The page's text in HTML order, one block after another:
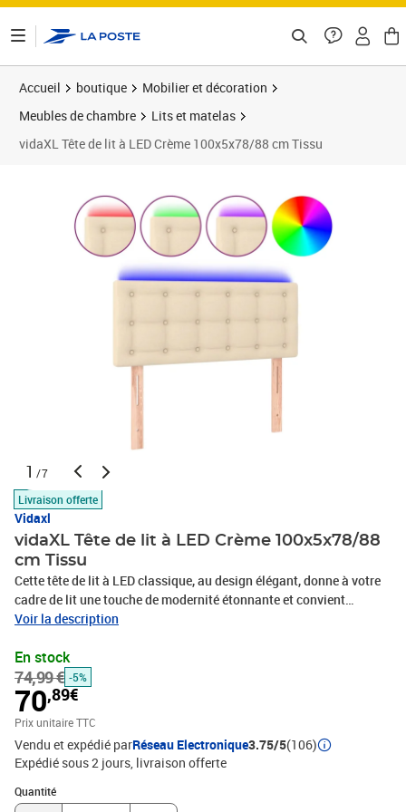
Accueil boutique
Mobilier et décoration
Meubles de chambre
Lits et matelas
vidaXL Tête de lit à LED Crème 100x5x78/88 cm Tissu
1 /7
Livraison offerte
Vidaxl
vidaXL Tête de lit à LED Crème 100x5x78/88
cm Tissu
Cette tête de lit à LED classique, au design élégant, donne à votre
cadre de lit une touche de modernité étonnante et convient
parfaitement à toute chambre à coucher. Tissu durable : le tissu
durable.LED colorée : apportez de l'éclairage dans l'obscurité avec
des lumières LED colorées !Hauteur réglable : la tête de lit est
réglable en hauteur selon vos préférences.Excellent soutien : la
tête de lit vous offre un excellent soutien du dos lorsque vous êtes
assis dans votre lit pour lire ou regarder la télévision.Bande à LED
découpable : cette bande à LED flexible peut être ajustée en
longueur. Le symbole des ciseaux indique où la bande peut être
coupée en toute sécurité sans l'endommager. Remarque :Seule la
Voir la description
En stock
74,99 € -5%
70,89€
Prix unitaire TTC
Vendu et expédié parRéseau Electronique3.75/5(106)
Expédié sous 2 jours livraison offerte
Quantité
Quantité : 1